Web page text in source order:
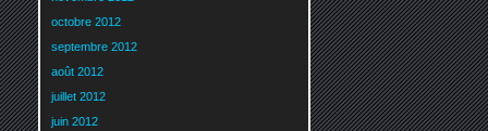
octobre 2012
septembre 2012
août 2012
juillet 2012
juin 2012